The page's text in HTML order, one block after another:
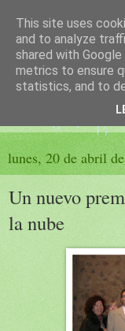
El sueño
PÁGINA
lunes, 20 de abril
Un nuevo
la nube
This site uses
and to analyze
shared with
metrics to ensure
statistics, and to